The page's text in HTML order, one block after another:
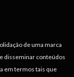
de uma marca
disseminar conteúdos
em termos tais que